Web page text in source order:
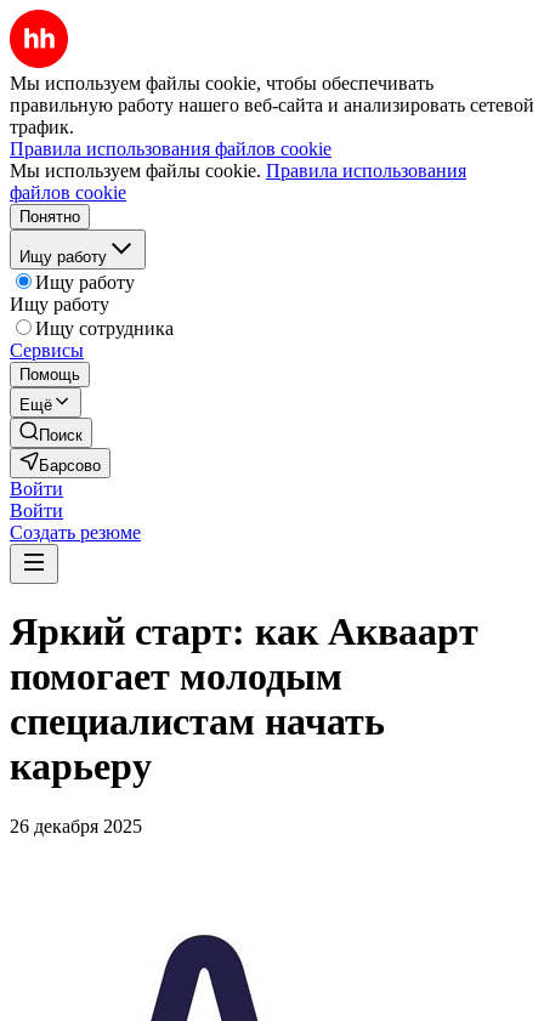
Мы используем файлы cookie, чтобы обеспечивать
правильную работу нашего веб-сайта и анализировать сетевой
трафик.
Правила использования файлов cookie
Мы используем файлы cookie. Правила использования
файлов cookie
Понятно
Ищу работу
Ищу работу
Ищу работу
Ищу сотрудника
Сервисы
Помощь
Ещё
Поиск
Барсово
Войти
Войти
Создать резюме
Яркий старт: как Акваарт
помогает молодым
специалистам начать
карьеру
26 декабря 2025